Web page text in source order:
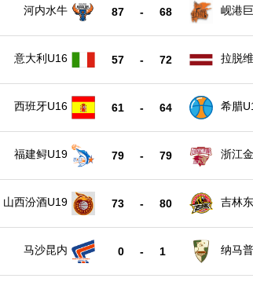
河内水牛 87 - 68 岘港
意大利U16 57 - 72 拉脱
西班牙U16 61 - 64 希腊
福建鲟U19 79 - 79 浙江
山西汾酒U19 73 - 80 吉林
马沙昆内 0 - 1 纳马